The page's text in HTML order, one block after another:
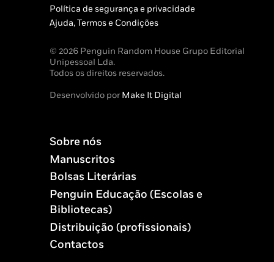
Política de segurança e privacidade
Ajuda, Termos e Condições
© 2026 Penguin Random House Grupo Editorial
Unipessoal Lda.
Todos os direitos reservados.
Desenvolvido porMake It Digital
Sobre nós
Manuscritos
Bolsas Literárias
Penguin Educação (Escolas e
Bibliotecas)
Distribuição (profissionais)
Contactos